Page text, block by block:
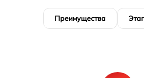
Преимущества